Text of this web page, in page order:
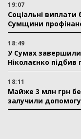
19:07
Соціальні
Сумщини
18:49
У Сумах завершили
Ніколаєнко підбив
18:11
Майже 3 млн грн
залучили